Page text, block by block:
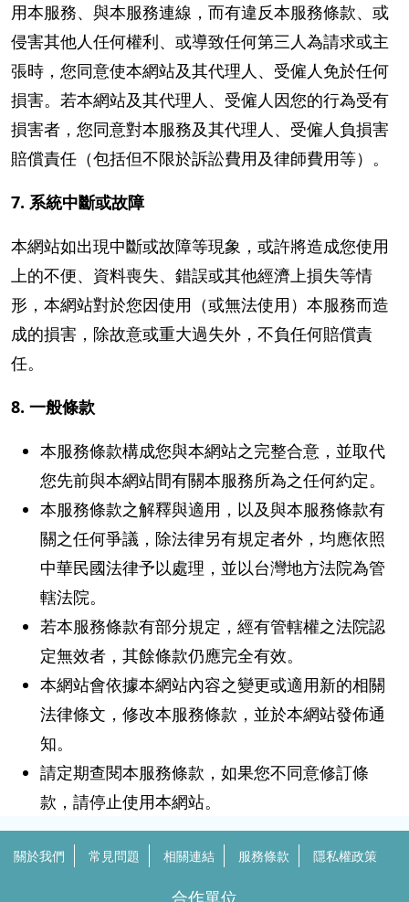
用本服務、與本服務連線，而有違反本服務條款、或
侵害其他人任何權利、或導致任何第三人為請求或主
張時，您同意使本網站及其代理人、受僱人免於任何
損害。若本網站及其代理人、受僱人因您的行為受有
損害者，您同意對本服務及其代理人、受僱人負損害
賠償責任（包括但不限於訴訟費用及律師費用等）。
7. 系統中斷或故障
本網站如出現中斷或故障等現象，或許將造成您使用
上的不便、資料喪失、錯誤或其他經濟上損失等情
形，本網站對於您因使用（或無法使用）本服務而造
成的損害，除故意或重大過失外，不負任何賠償責
任。
8. 一般條款
本服務條款構成您與本網站之完整合意，並取代
您先前與本網站間有關本服務所為之任何約定。
本服務條款之解釋與適用，以及與本服務條款有
關之任何爭議，除法律另有規定者外，均應依照
中華民國法律予以處理，並以台灣地方法院為管
轄法院。
若本服務條款有部分規定，經有管轄權之法院認
定無效者，其餘條款仍應完全有效。
本網站會依據本網站內容之變更或適用新的相關
法律條文，修改本服務條款，並於本網站發佈通
知。
請定期查閱本服務條款，如果您不同意修訂條
款，請停止使用本網站。
關於我們 常見問題 相關連結 服務條款 隱私權政策
合作單位